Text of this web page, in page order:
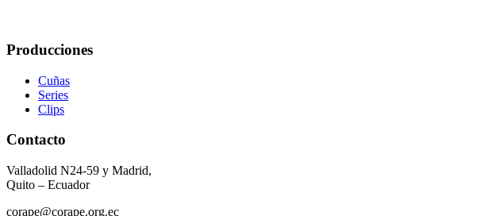
Producciones
Cuñas
Series
Clips
Contacto
Valladolid N24-59 y Madrid,
Quito – Ecuador
corape@corape.org.ec